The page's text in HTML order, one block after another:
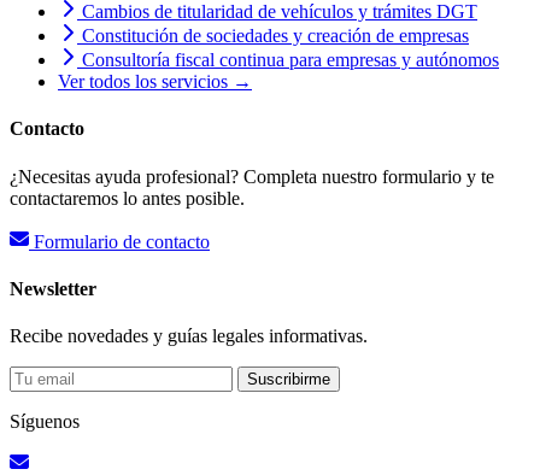
Cambios de titularidad de vehículos y trámites DGT
Constitución de sociedades y creación de empresas
Consultoría fiscal continua para empresas y autónomos
Ver todos los servicios →
Contacto
¿Necesitas ayuda profesional? Completa nuestro formulario y te
contactaremos lo antes posible.
Formulario de contacto
Newsletter
Recibe novedades y guías legales informativas.
Suscribirme
Síguenos